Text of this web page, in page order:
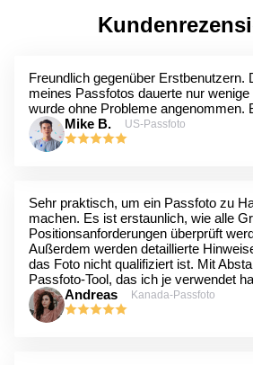
Freundlich gegenüber Erstbenutzern.
meines Passfotos dauerte nur
wurde ohne Probleme angenommen.
Mike B.
US-Passfoto
Sehr praktisch, um ein Passfoto zu
machen. Es ist erstaunlich, wie alle
Positionsanforderungen überprüft
Außerdem werden detaillierte
das Foto nicht qualifiziert ist. Mit
Passfoto-Tool, das ich je verwendet
Andreas
Kanada-Passfoto